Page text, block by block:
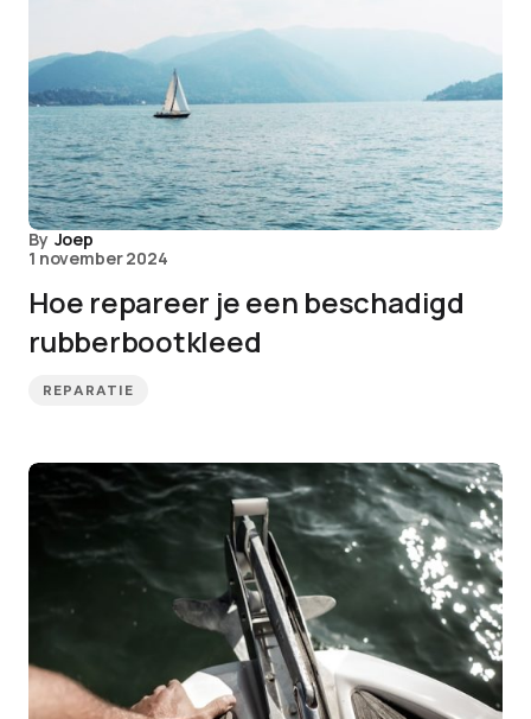
By Joep
1 november 2024
Hoe repareer je een beschadigd
rubberbootkleed
REPARATIE